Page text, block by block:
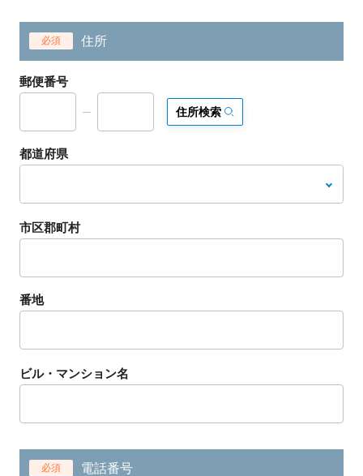
必須 住所
郵便番号
住所検索
都道府県
市区郡町村
番地
ビル・マンション名
必須 電話番号